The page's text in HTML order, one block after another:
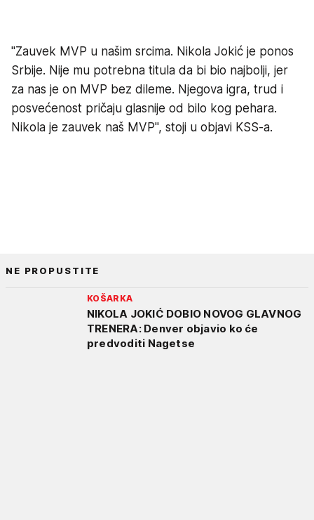
"Zauvek MVP u našim srcima. Nikola Jokić je ponos
Srbije. Nije mu potrebna titula da bi bio najbolji, jer
za nas je on MVP bez dileme. Njegova igra, trud i
posvećenost pričaju glasnije od bilo kog pehara.
Nikola je zauvek naš MVP", stoji u objavi KSS-a.
NE PROPUSTITE
KOŠARKA
NIKOLA JOKIĆ DOBIO NOVOG GLAVNOG
TRENERA: Denver objavio ko će
predvoditi Nagetse